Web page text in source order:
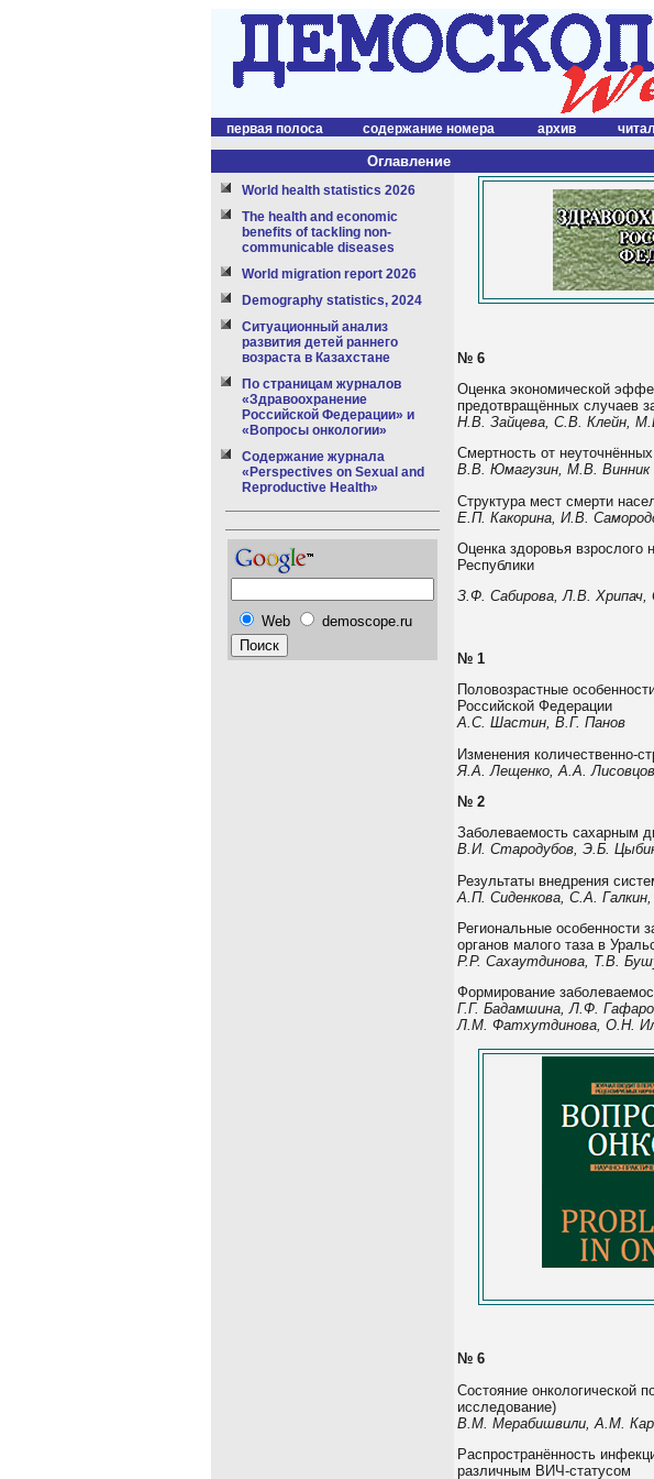
первая полоса содержание номера архив
Оглавление
World health statistics 2026
The health and economic
benefits of tackling non-
communicable diseases
World migration report 2026
Demography statistics, 2024
Ситуационный анализ
развития детей раннего
возраста в Казахстане
По страницам журналов
«Здравоохранение
Российской Федерации» и
«Вопросы онкологии»
Содержание журнала
«Perspectives on Sexual and
Reproductive Health»
Web demoscope.ru
№ 6
Оценка экономической
предотвращённых случаев
Н.В. Зайцева, С.В. Клейн,
Смертность от
В.В. Юмагузин, М.В. Винник
Структура мест смерти
Е.П. Какорина, И.В.
Оценка здоровья взрослого
Республики
З.Ф. Сабирова, Л.В. Хрипач,
№ 1
Половозрастные
Российской Федерации
А.С. Шастин, В.Г. Панов
Изменения количественно-
Я.А. Лещенко, А.А. Лисовцов
№ 2
Заболеваемость сахарным
В.И. Стародубов, Э.Б.
Результаты внедрения
А.П. Сиденкова, С.А.
Региональные особенности
органов малого таза в
Р.Р. Сахаутдинова, Т.В.
Формирование
Г.Г. Бадамшина, Л.Ф.
Л.М. Фатхутдинова, О.Н.
№ 6
Состояние онкологической
исследование)
В.М. Мерабишвили, А.М.
Распространённость
различным ВИЧ-статусом